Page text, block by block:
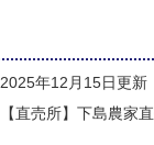
2025年12月15日更新
【直売所】下島農家